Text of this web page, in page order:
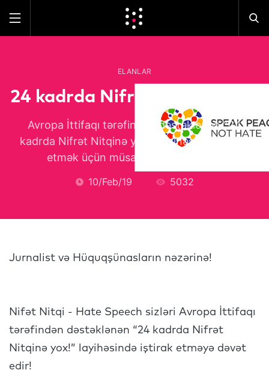
ELANLAR
24 kadrda Nifrət Nitqinə yox!
Avropa İttifaqı tərəfindən dəstəklənən “24
kadrda Nifrət Nitqinə yox!” layihəsində iştirak
etmək üçün müsabiqə elan olunub.
10/Feb/19 5032
Jurnalist və Hüquqşünasların nəzərinə!
Nifət Nitqi - Hate Speech sizləri Avropa İttifaqı
tərəfindən dəstəklənən “24 kadrda Nifrət
Nitqinə yox!” layihəsində iştirak etməyə dəvət
edir!